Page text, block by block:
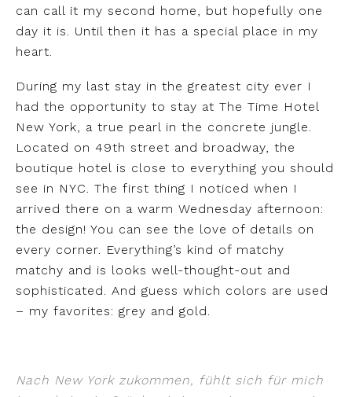
can call it my second home, but hopefully one
day it is. Until then it has a special place in my
heart.
During my last stay in the greatest city ever I
had the opportunity to stay at The Time Hotel
New York, a true pearl in the concrete jungle.
Located on 49th street and broadway, the
boutique hotel is close to everything you should
see in NYC. The first thing I noticed when I
arrived there on a warm Wednesday afternoon:
the design! You can see the love of details on
every corner. Everything’s kind of matchy
matchy and is looks well-thought-out and
sophisticated. And guess which colors are used
– my favorites: grey and gold.
Nach New York zukommen, fühlt sich für mich